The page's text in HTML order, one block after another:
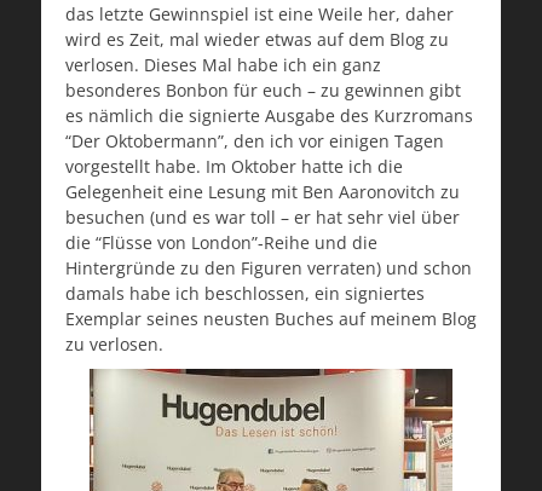
das letzte Gewinnspiel ist eine Weile her, daher
wird es Zeit, mal wieder etwas auf dem Blog zu
verlosen. Dieses Mal habe ich ein ganz
besonderes Bonbon für euch – zu gewinnen gibt
es nämlich die signierte Ausgabe des Kurzromans
“Der Oktobermann”, den ich vor einigen Tagen
vorgestellt habe. Im Oktober hatte ich die
Gelegenheit eine Lesung mit Ben Aaronovitch zu
besuchen (und es war toll – er hat sehr viel über
die “Flüsse von London”-Reihe und die
Hintergründe zu den Figuren verraten) und schon
damals habe ich beschlossen, ein signiertes
Exemplar seines neusten Buches auf meinem Blog
zu verlosen.